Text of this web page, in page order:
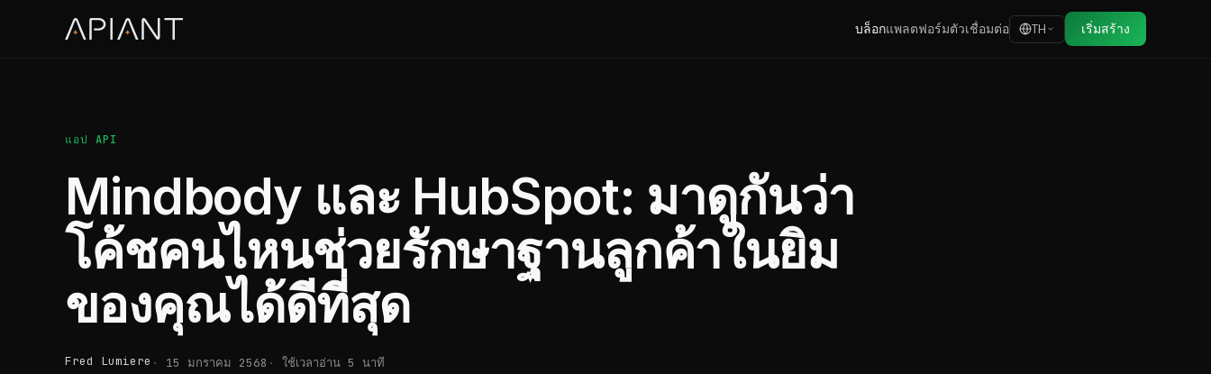
บล็อกแพลตฟอร์มตัวเชื่อมต่อ TH เริ่มสร้าง
แอป API
Mindbody และ HubSpot: มาดูกันว่า
โค้ชคนไหนช่วยรักษาฐานลูกค้าในยิม
ของคุณได้ดีที่สุด
Fred Lumiere 15 มกราคม 2568 ใช้เวลาอ่าน 5 นาที